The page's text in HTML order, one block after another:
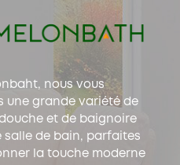
nous vous
une grande variété de
et de baignoire
salle de bain, parfaites
la touche moderne